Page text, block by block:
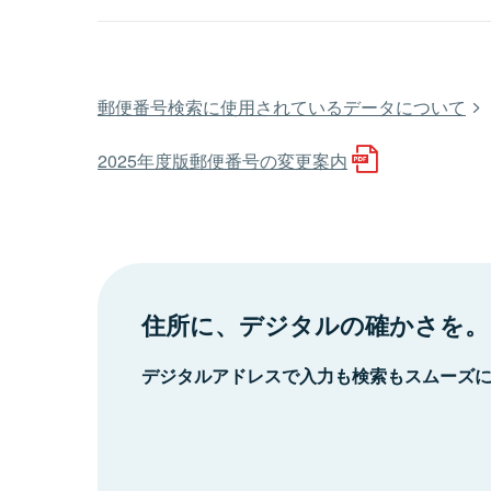
郵便番号検索に使用されているデータについて
2025年度版郵便番号の変更案内
住所に、デジタルの確かさを。
デジタルアドレスで入力も検索もスムーズ